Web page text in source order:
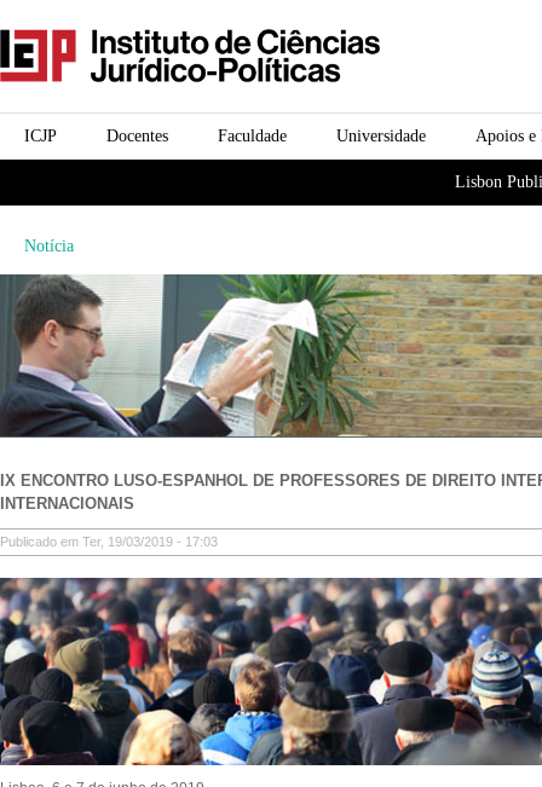
principal
icjp
menu-institucional Apoios e
Universidade
Faculdade
Docentes
ICJP
Lisbon
Notícia
IX ENCONTRO LUSO-ESPANHOL DE PROFESSORES DE DIREITO
INTERNACIONAIS
Publicado em Ter, 19/03/2019 - 17:03